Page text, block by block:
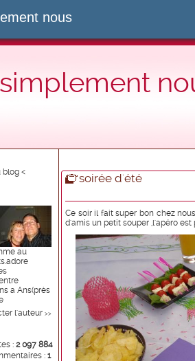
nous
blog <
au
a Ans(près
l'auteur >>
: 2 097 884
: 1
soirée d'été
Ce soir il fait super bon chez
d'amis un petit souper ,l'apéro est